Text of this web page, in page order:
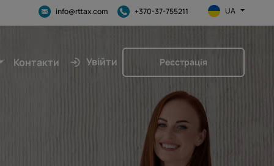
info@rttax.com +370-37-755211 UA
Контакти Увійти Реєстрація